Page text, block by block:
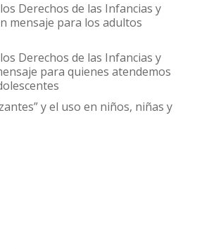
Derechos de las Infancias y
mensaje para los adultos
Derechos de las Infancias y
para quienes atendemos
y el uso en niños, niñas y